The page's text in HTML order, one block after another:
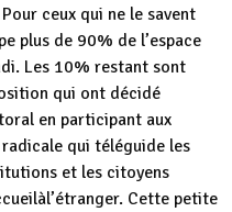
ceux qui ne le savent
plus de 90% de l’espace
Les 10% restant sont
qui ont décidé
en participant aux
qui téléguide les
et les citoyens
Cette petite